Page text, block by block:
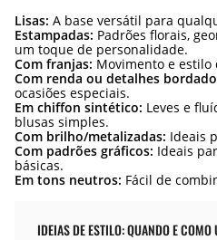
Lisas: A base versátil para
Estampadas: Padrões florais,
um toque de personalidade.
Com franjas: Movimento e estilo
Com renda ou detalhes
ocasiões especiais.
Em chiffon sintético: Leves e
blusas simples.
Com brilho/metalizadas: Ideais
Com padrões gráficos: Ideais
básicas.
Em tons neutros: Fácil de
IDEIAS DE ESTILO: QUANDO E